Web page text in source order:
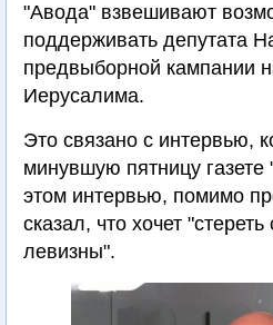
"Авода" взвешивают
поддерживать депутата
предвыборной кампании
Иерусалима.
Это связано с интервью,
минувшую пятницу
этом интервью, помимо
сказал, что хочет
левизны".